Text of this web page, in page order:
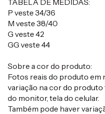
TABELA DE MEDIDAS:
P veste 34/36
M veste 38/40
G veste 42
GG veste 44
Sobre a cor do produto:
Fotos reais do produto em
variação na cor do
do monitor, tela do celular.
Também pode haver